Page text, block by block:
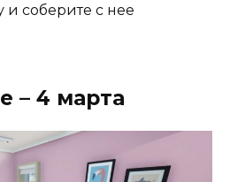
и соберите с нее
– 4 марта